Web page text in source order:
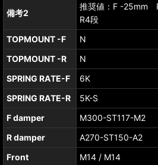
備考2
推奨値：F -25mm
R4段
TOPMOUNT -F
N
TOPMOUNT -R
N
SPRING RATE-F
6K
SPRING RATE-R
5K-S
F damper
M300-ST117-M2
R damper
A270-ST150-A2
Front
M14 / M14